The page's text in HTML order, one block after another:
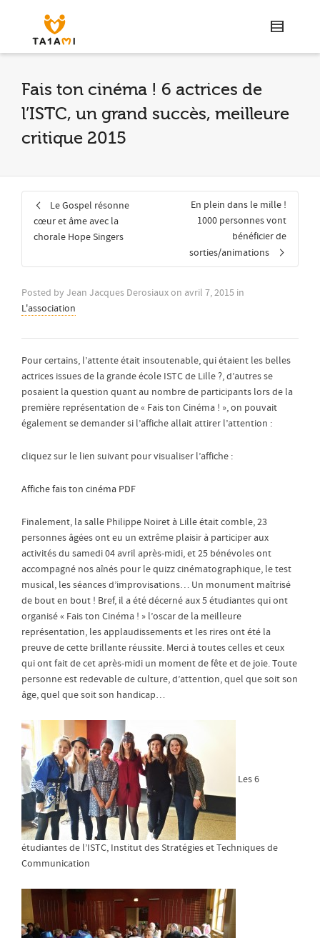
Fais ton cinéma ! 6 actrices de
l’ISTC, un grand succès, meilleure
critique 2015
Le Gospel résonne
cœur et âme avec la
chorale Hope Singers
En plein dans le mille !
1000 personnes vont
bénéficier de
sorties/animations
Posted by Jean Jacques Derosiauxon avril 7, 2015 in
L'association
Pour certains, l’attente était insoutenable, qui étaient les belles
actrices issues de la grande école ISTC de Lille ?, d’autres se
posaient la question quant au nombre de participants lors de la
première représentation de « Fais ton Cinéma ! », on pouvait
également se demander si l’affiche allait attirer l’attention :
cliquez sur le lien suivant pour visualiser l’affiche :
Affiche fais ton cinéma PDF
Finalement, la salle Philippe Noiret à Lille était comble, 23
personnes âgées ont eu un extrême plaisir à participer aux
activités du samedi 04 avril après-midi, et 25 bénévoles ont
accompagné nos aînés pour le quizz cinématographique, le test
musical, les séances d’improvisations… Un monument maîtrisé
de bout en bout ! Bref, il a été décerné aux 5 étudiantes qui ont
organisé « Fais ton Cinéma ! » l’oscar de la meilleure
représentation, les applaudissements et les rires ont été la
preuve de cette brillante réussite. Merci à toutes celles et ceux
qui ont fait de cet après-midi un moment de fête et de joie. Toute
personne est redevable de culture, d’attention, quel que soit son
âge, quel que soit son handicap…
Les 6
étudiantes de l’ISTC, Institut des Stratégies et Techniques de
Communication